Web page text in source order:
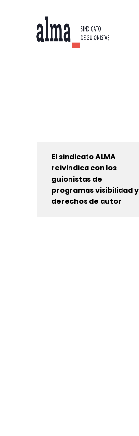
El sindicato ALMA
reivindica con los
guionistas de
programas visibilidad y
derechos de autor